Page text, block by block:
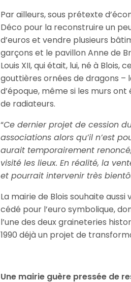
Par ailleurs, sous prétexte
Déco pour la reconstruire un
d’euros et vendre plusieurs
garçons et le pavillon Anne de
Louis XII, qui était, lui, né à
gouttières ornées de dragons
d’époque, même si les murs
de radiateurs.
“Ce dernier projet de cession
associations alors qu’il n’est
aurait temporairement
visité les lieux. En réalité, la
et pourrait intervenir très
La mairie de Blois souhaite
cédé pour l’euro symbolique,
l’une des deux graineteries
1990 déjà un projet de
Une mairie guère pressée de